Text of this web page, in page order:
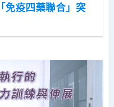
免疫四藥聯合」突